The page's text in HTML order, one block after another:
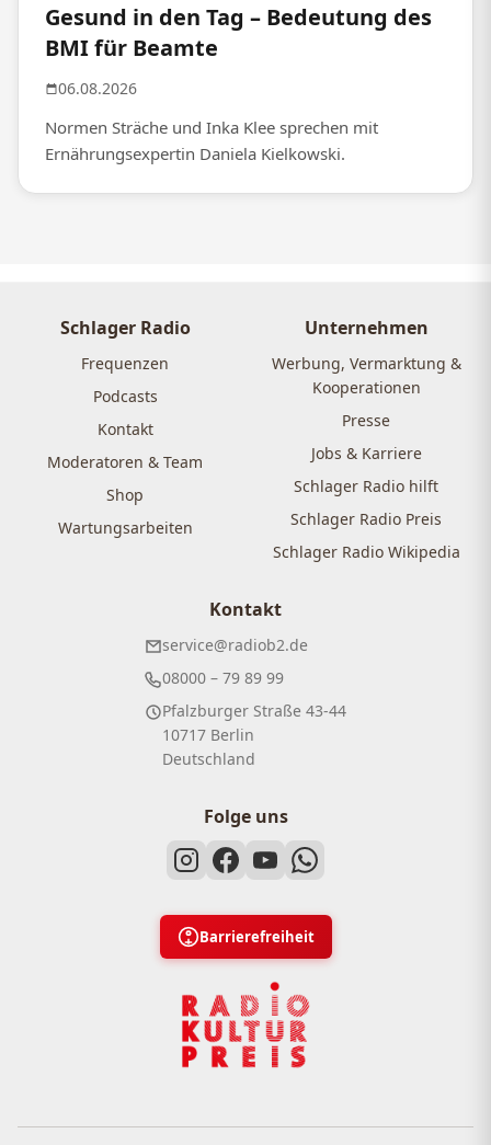
Gesund in den Tag – Bedeutung des
BMI für Beamte
06.08.2026
Normen Sträche und Inka Klee sprechen mit
Ernährungsexpertin Daniela Kielkowski.
Schlager Radio
Frequenzen
Podcasts
Kontakt
Moderatoren & Team
Shop
Wartungsarbeiten
Unternehmen
Werbung, Vermarktung &
Kooperationen
Presse
Jobs & Karriere
Schlager Radio hilft
Schlager Radio Preis
Schlager Radio Wikipedia
Kontakt
service@radiob2.de
08000 – 79 89 99
Pfalzburger Straße 43-44
10717 Berlin
Deutschland
Folge uns
Barrierefreiheit